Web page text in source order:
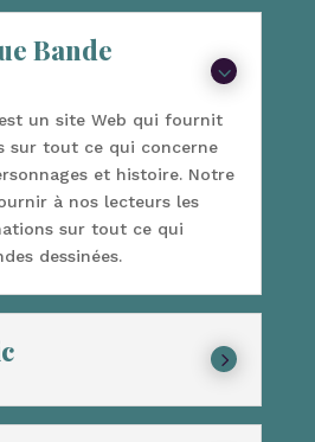
Bande
3
est un site Web qui fournit
sur tout ce qui concerne
et histoire. Notre
à nos lecteurs les
sur tout ce qui
dessinées.
5